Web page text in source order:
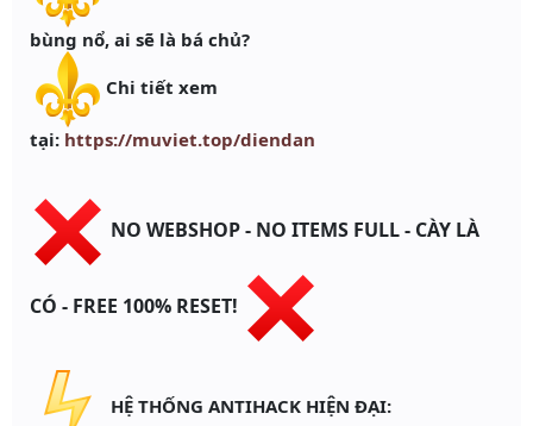
bùng nổ, ai sẽ là bá chủ?
Chi tiết xem
tại: https://muviet.top/diendan
NO WEBSHOP - NO ITEMS FULL - CÀY LÀ
CÓ - FREE 100% RESET!
HỆ THỐNG ANTIHACK HIỆN ĐẠI: